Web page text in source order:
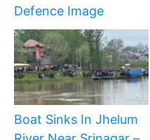
Defence Image
Boat Sinks In Jhelum